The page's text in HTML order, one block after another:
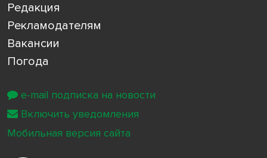
Редакция
Рекламодателям
Вакансии
Погода
e-mail подписка на новости
Включить уведомления
Мобильная версия сайта